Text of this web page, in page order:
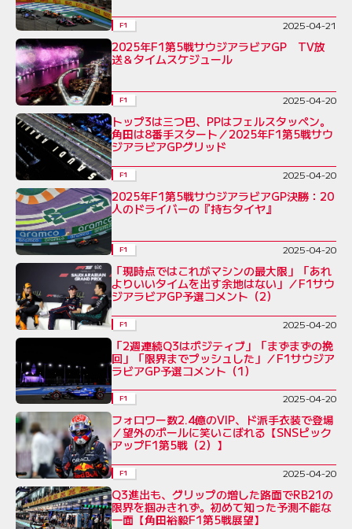
F1 2025-04-21
2025年F1第5戦サウジアラビアGP TV放
送＆タイムスケジュール
F1 2025-04-20
トップ3は三つ巴、PPはフェルスタッペン。
角田は8番手スタート／2025年F1第5戦サウ
ジアラビアGPグリッド
F1 2025-04-20
2025年F1第5戦サウジアラビアGP決勝：20
人のドライバーの『持ちタイヤ』
F1 2025-04-20
「現時点ではこれがマシンの最大限」「あれ
よりいいタイムを出す余地はない」／F1サウ
ジアラビアGP予選コメント（2）
F1 2025-04-20
「2週連続Q3はポジティブ」「まずまずの挽
回」「限界までプッシュした」／F1サウジア
ラビアGP予選コメント（1）
F1 2025-04-20
フォロワー数2.4億のVIP、ド派手衣装で登場
／望外のポールに笑いこぼれる【SNSピック
アップF1第5戦（2）】
F1 2025-04-20
Q3進出も、グリップの増した路面でRB21の
限界を掴みきれず。初めて知った予測不能な
一面【角田裕毅F1第5戦展望】